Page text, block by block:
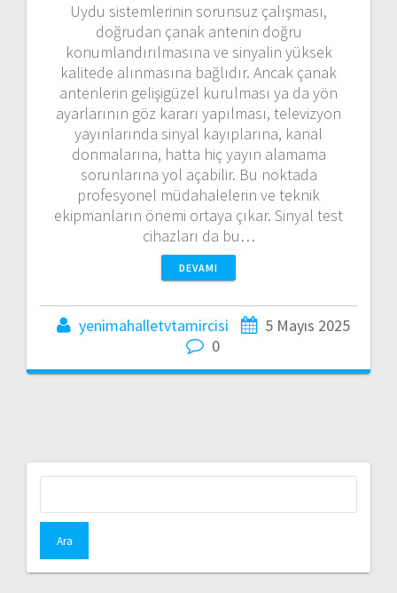
Uydu sistemlerinin sorunsuz çalışması,
doğrudan çanak antenin doğru
konumlandırılmasına ve sinyalin yüksek
kalitede alınmasına bağlıdır. Ancak çanak
antenlerin gelişigüzel kurulması ya da yön
ayarlarının göz kararı yapılması, televizyon
yayınlarında sinyal kayıplarına, kanal
donmalarına, hatta hiç yayın alamama
sorunlarına yol açabilir. Bu noktada
profesyonel müdahalelerin ve teknik
ekipmanların önemi ortaya çıkar. Sinyal test
cihazları da bu…
DEVAMI
yenimahalletvtamircisi
5 Mayıs 2025
0